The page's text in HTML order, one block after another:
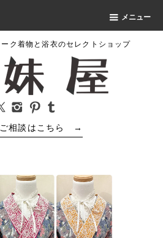
メニュー
ク着物と浴衣のセレクトショップ
相談はこちら →